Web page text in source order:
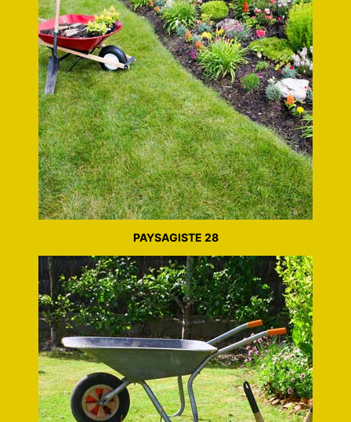
PAYSAGISTE 28